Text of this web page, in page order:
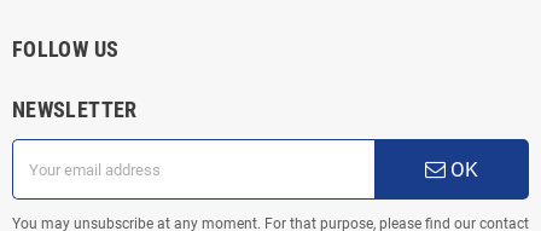
FOLLOW US
NEWSLETTER
OK
You may unsubscribe at any moment. For that purpose, please find our contact